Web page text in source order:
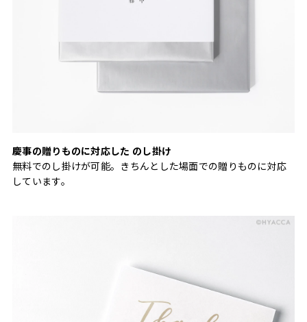
慶事の贈りものに対応した のし掛け
無料でのし掛けが可能。きちんとした場面での贈りものに対応
しています。